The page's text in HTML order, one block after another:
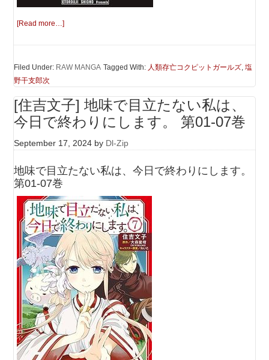
[Read more…]
Filed Under: RAW MANGA Tagged With: 人類存亡コクピットガールズ,塩
野干支郎次
[住吉文子] 地味で目立たない私は、
今日で終わりにします。 第01-07巻
September 17, 2024 by Dl-Zip
地味で目立たない私は、今日で終わりにします。
第01-07巻